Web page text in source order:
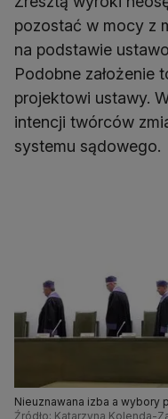
pozostać w mocy z
na podstawie
Podobne założenie
projektowi ustawy.
intencji twórców
systemu sądowego.
Nieuznawana izba a wybory
"rozwiązanie, które można
Źródło: Katarzyna Kolenda-